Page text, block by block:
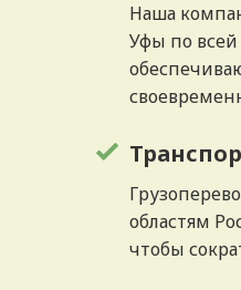
Наша
Уфы по
областям
чтобы